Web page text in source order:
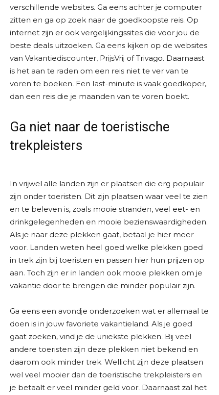
verschillende websites. Ga eens achter je computer
zitten en ga op zoek naar de goedkoopste reis. Op
internet zijn er ook vergelijkingssites die voor jou de
beste deals uitzoeken. Ga eens kijken op de websites
van Vakantiediscounter, PrijsVrij of Trivago. Daarnaast
is het aan te raden om een reis niet te ver van te
voren te boeken. Een last-minute is vaak goedkoper,
dan een reis die je maanden van te voren boekt.
Ga niet naar de toeristische
trekpleisters
In vrijwel alle landen zijn er plaatsen die erg populair
zijn onder toeristen. Dit zijn plaatsen waar veel te zien
en te beleven is, zoals mooie stranden, veel eet- en
drinkgelegenheden en mooie bezienswaardigheden.
Als je naar deze plekken gaat, betaal je hier meer
voor. Landen weten heel goed welke plekken goed
in trek zijn bij toeristen en passen hier hun prijzen op
aan. Toch zijn er in landen ook mooie plekken om je
vakantie door te brengen die minder populair zijn.
Ga eens een avondje onderzoeken wat er allemaal te
doen is in jouw favoriete vakantieland. Als je goed
gaat zoeken, vind je de uniekste plekken. Bij veel
andere toeristen zijn deze plekken niet bekend en
daarom ook minder trek. Wellicht zijn deze plaatsen
wel veel mooier dan de toeristische trekpleisters en
je betaalt er veel minder geld voor. Daarnaast zal het